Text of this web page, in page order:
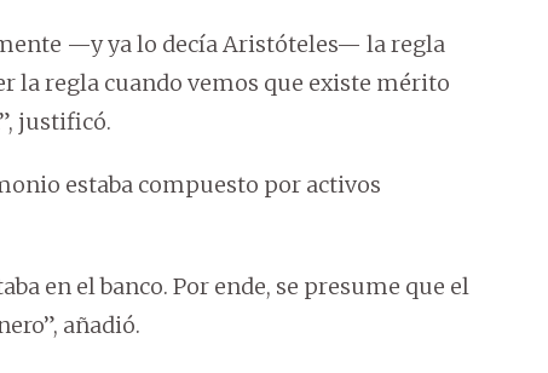
—y ya lo decía Aristóteles— la regla
la regla cuando vemos que existe mérito
justificó.
estaba compuesto por activos
en el banco. Por ende, se presume que el
añadió.